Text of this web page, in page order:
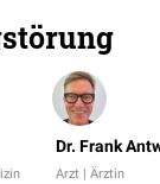
Dr. Frank
Arzt | Ärztin